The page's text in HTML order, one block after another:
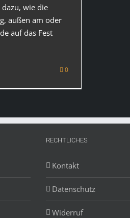
wie die
außen am oder
auf das Fest
0
RECHTLICHES
Kontakt
Datenschutz
Widerruf